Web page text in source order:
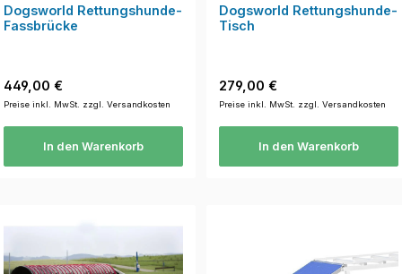
Dogsworld Rettungshunde-
Fassbrücke
Regulärer Preis:
449,00 €
Preise inkl. MwSt. zzgl. Versandkosten
In den Warenkorb
Dogsworld Rettungshunde-
Tisch
Regulärer Preis:
279,00 €
Preise inkl. MwSt. zzgl. Versandkosten
In den Warenkorb